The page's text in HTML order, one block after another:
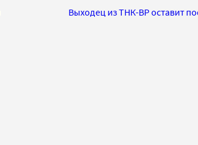
Выходец из ТНК-BP оставит